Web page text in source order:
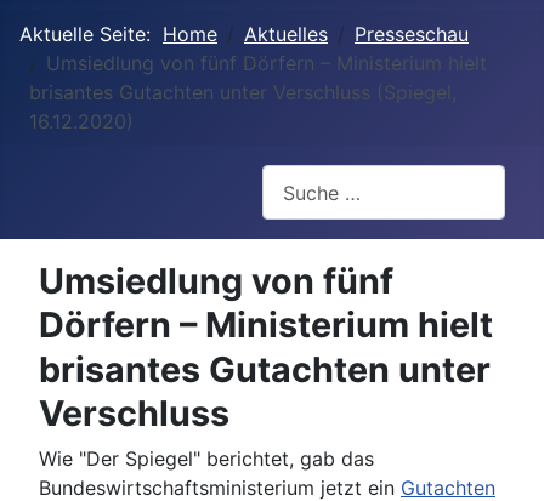
Aktuelle Seite: Home Aktuelles
Presseschau
Umsiedlung von fünf Dörfern – Ministerium hielt
brisantes Gutachten unter Verschluss (Spiegel,
16.12.2020)
Umsiedlung von fünf
Dörfern – Ministerium hielt
brisantes Gutachten unter
Verschluss
Wie "Der Spiegel" berichtet, gab das
Bundeswirtschaftsministerium jetzt ein Gutachten